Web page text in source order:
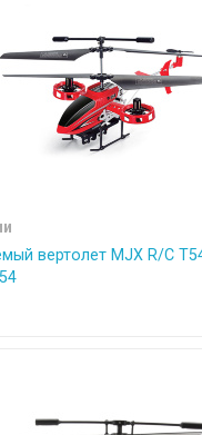
вертолет MJX R/C